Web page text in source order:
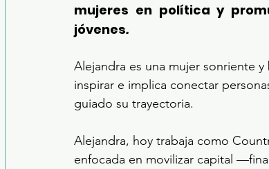
mujeres en política y
jóvenes.
Alejandra es una mujer sonriente
inspirar e implica conectar
guiado su trayectoria.
Alejandra, hoy trabaja como
enfocada en movilizar capital